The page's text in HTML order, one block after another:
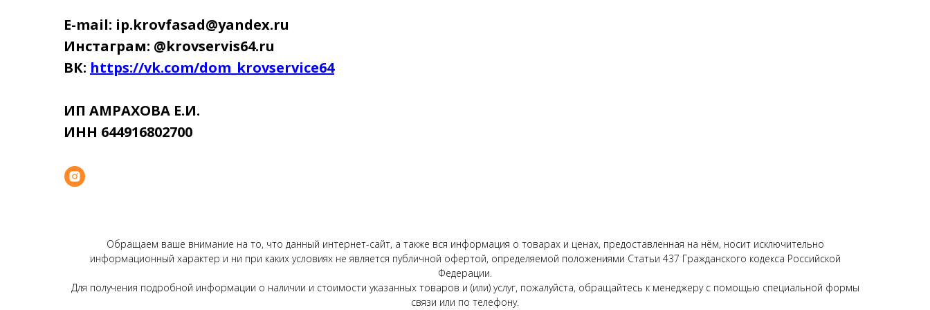
E-mail: ip.krovfasad@yandex.ru
Инстаграм: @krovservis64.ru
ВК: https://vk.com/dom_krovservice64
ИП АМРАХОВА Е.И.
ИНН 644916802700
Обращаем ваше внимание на то, что данный интернет-сайт, а также вся информация о товарах и ценах, предоставленная на нём, носит исключительно
информационный характер и ни при каких условиях не является публичной офертой, определяемой положениями Статьи 437 Гражданского кодекса Российской
Федерации.
Для получения подробной информации о наличии и стоимости указанных товаров и (или) услуг, пожалуйста, обращайтесь к менеджеру с помощью специальной формы
связи или по телефону.